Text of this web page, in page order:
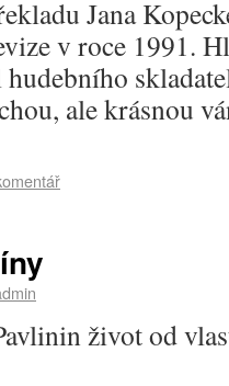
Jana
v roce 1991.
hudebního
ale krásnou
život od